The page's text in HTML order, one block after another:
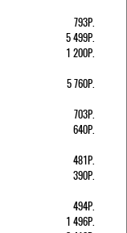
793Р.
5 499Р.
1 200Р.
5 760Р.
703Р.
640Р.
481Р.
390Р.
494Р.
1 496Р.